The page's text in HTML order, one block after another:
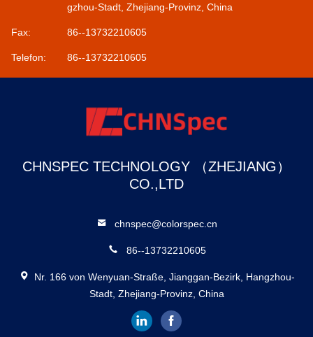
gzhou-Stadt, Zhejiang-Provinz, China
Fax: 86--13732210605
Telefon: 86--13732210605
CHNSPEC TECHNOLOGY （ZHEJIANG）
CO.,LTD
chnspec@colorspec.cn
86--13732210605
Nr. 166 von Wenyuan-Straße, Jianggan-Bezirk, Hangzhou-
Stadt, Zhejiang-Provinz, China